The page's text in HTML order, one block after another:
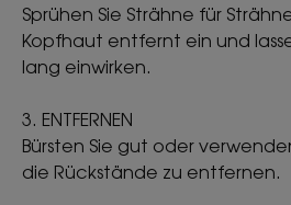
Packaging containing at least
*Verträglichkeits-/Wirksamkeitsstudie,
Proband:innen, 3 Anwendungen pro
*Verträglichkeits-/Wirksamkeitsstudie,
Sprühen Sie Strähne für
Kopfhaut entfernt ein und
lang einwirken.
3. ENTFERNEN
Bürsten Sie gut oder
die Rückstände zu entfernen.